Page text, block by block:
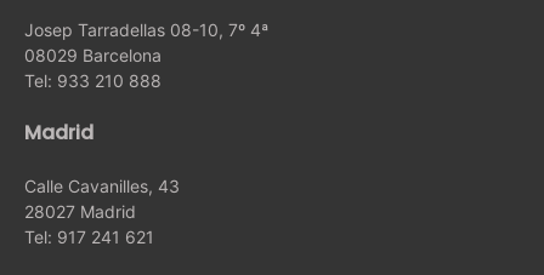
Josep Tarradellas 08-10, 7º 4ª
08029 Barcelona
Tel: 933 210 888
Madrid
Calle Cavanilles, 43
28027 Madrid
Tel: 917 241 621